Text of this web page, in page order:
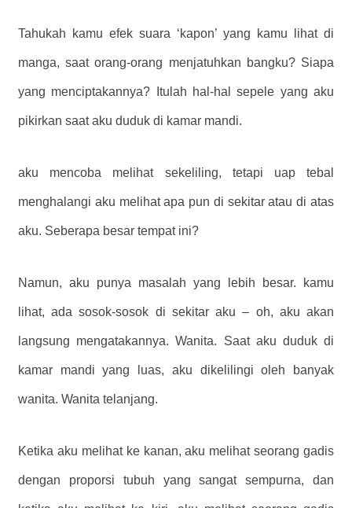
Tahukah kamu efek suara ‘kapon’ yang kamu lihat di
manga, saat orang-orang menjatuhkan bangku? Siapa
yang menciptakannya? Itulah hal-hal sepele yang aku
pikirkan saat aku duduk di kamar mandi.
aku mencoba melihat sekeliling, tetapi uap tebal
menghalangi aku melihat apa pun di sekitar atau di atas
aku. Seberapa besar tempat ini?
Namun, aku punya masalah yang lebih besar. kamu
lihat, ada sosok-sosok di sekitar aku – oh, aku akan
langsung mengatakannya. Wanita. Saat aku duduk di
kamar mandi yang luas, aku dikelilingi oleh banyak
wanita. Wanita telanjang.
Ketika aku melihat ke kanan, aku melihat seorang gadis
dengan proporsi tubuh yang sangat sempurna, dan